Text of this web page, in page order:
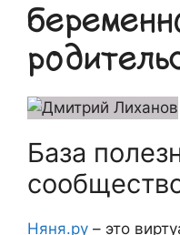
База
Няня.ру – это